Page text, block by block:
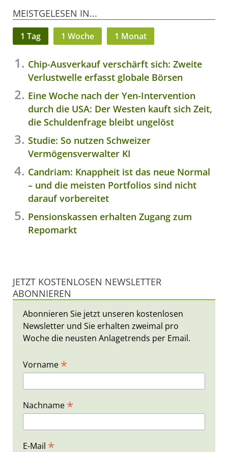
MEISTGELESEN IN...
1 Tag 1 Woche 1 Monat
Chip-Ausverkauf verschärft sich: Zweite
Verlustwelle erfasst globale Börsen
Eine Woche nach der Yen-Intervention
durch die USA: Der Westen kauft sich Zeit,
die Schuldenfrage bleibt ungelöst
Studie: So nutzen Schweizer
Vermögensverwalter KI
Candriam: Knappheit ist das neue Normal
– und die meisten Portfolios sind nicht
darauf vorbereitet
Pensionskassen erhalten Zugang zum
Repomarkt
JETZT KOSTENLOSEN NEWSLETTER
ABONNIEREN
Abonnieren Sie jetzt unseren kostenlosen
Newsletter und Sie erhalten zweimal pro
Woche die neusten Anlagetrends per Email.
Vorname *
Nachname *
E-Mail *